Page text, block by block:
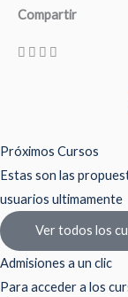
Compartir
Próximos Cursos
Estas son las
usuarios ultimamente
Ver todos los
Admisiones a un clic
Para acceder a los